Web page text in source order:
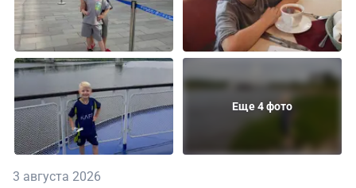
Еще 4 фото
3 августа 2026